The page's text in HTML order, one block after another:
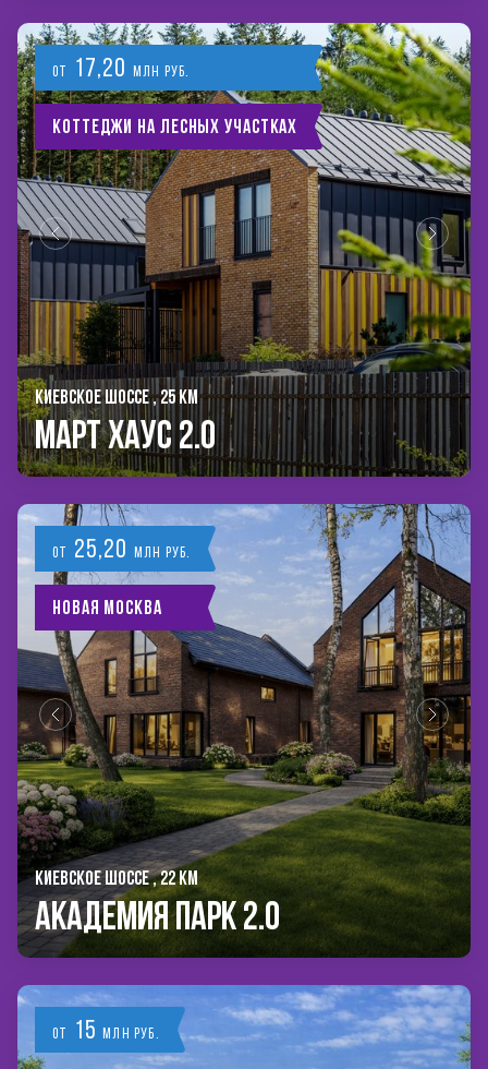
от 17,20 млн руб.
Коттеджи на лесных участках
КИЕВСКОЕ ШОССЕ , 25 КМ
Март Хаус 2.0
от 25,20 млн руб.
Новая Москва
КИЕВСКОЕ ШОССЕ , 22 КМ
Академия Парк 2.0
от 15млн руб.